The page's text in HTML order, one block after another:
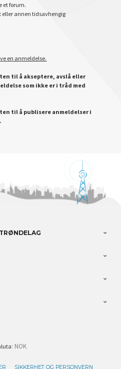
et forum.
eller annen tidsavhengig
en anmeldelse.
til å akseptere, avslå eller
som ikke er i tråd med
til å publisere anmeldelser i
: NOK
SIKKERHET OG PERSONVERN